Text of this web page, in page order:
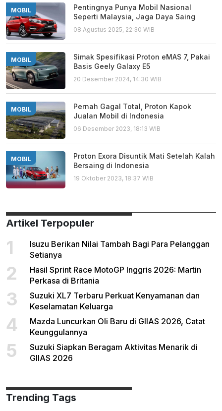
MOBIL
Pentingnya Punya Mobil Nasional
Seperti Malaysia, Jaga Daya Saing
08 Agustus 2025, 22:30 WIB
MOBIL
Simak Spesifikasi Proton eMAS 7, Pakai
Basis Geely Galaxy E5
20 Desember 2024, 14:30 WIB
MOBIL
Pernah Gagal Total, Proton Kapok
Jualan Mobil di Indonesia
06 Desember 2023, 18:13 WIB
MOBIL
Proton Exora Disuntik Mati Setelah Kalah
Bersaing di Indonesia
19 Oktober 2023, 18:37 WIB
Artikel Terpopuler
1
Isuzu Berikan Nilai Tambah Bagi Para Pelanggan
Setianya
2
Hasil Sprint Race MotoGP Inggris 2026: Martin
Perkasa di Britania
3
Suzuki XL7 Terbaru Perkuat Kenyamanan dan
Keselamatan Keluarga
4
Mazda Luncurkan Oli Baru di GIIAS 2026, Catat
Keunggulannya
5
Suzuki Siapkan Beragam Aktivitas Menarik di
GIIAS 2026
Trending Tags